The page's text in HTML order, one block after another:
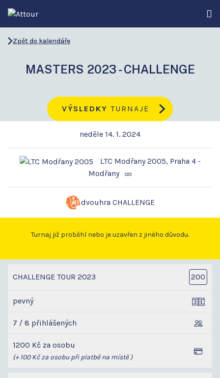
Zpět do kalendáře
MASTERS 2023 - CHALLENGE
VÝSLEDKY TURNAJE
neděle 14. 1. 2024
LTC Modřany 2005, Praha 4 -
Modřany
dvouhra CHALLENGE
Turnaj již proběhl nebo je uzavřen z jiného důvodu.
CHALLENGE TOUR 2023 200
pevný
7 / 8 přihlášených
1200 Kč za osobu
(+ 100 Kč za osobu při platbě na místě )